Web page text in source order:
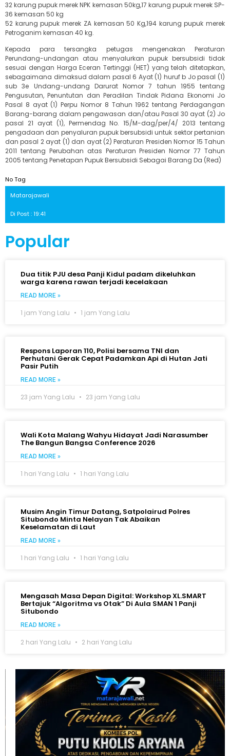
32 karung pupuk merek NPK kemasan 50kg,17 karung pupuk merek SP-
36 kemasan 50 kg
52 karung pupuk merek ZA kemasan 50 Kg,194 karung pupuk merek
Petroganim kemasan 40 kg.
Kepada para tersangka petugas mengenakan Peraturan
Perundang-undangan atau menyalurkan pupuk bersubsidi tidak
sesuai dengan Harga Eceran Tertinggi (HET) yang telah ditetapkan,
sebagaimana dimaksud dalam pasal 6 Ayat (1) huruf b Jo pasal (1)
sub 3e Undang-undang Darurat Nomor 7 tahun 1955 tentang
Pengusutan, Penuntutan dan Peradilan Tindak Pidana Ekonomi Jo
Pasal 8 ayat (1) Perpu Nomor 8 Tahun 1962 tentang Perdagangan
Barang-barang dalam pengawasan dan/atau Pasal 30 ayat (2) Jo
pasal 21 ayat (1), Permendag No. 15/M-dag/per/4/ 2013 tentang
pengadaan dan penyaluran pupuk bersubsidi untuk sektor pertanian
dan pasal 2 ayat (1) dan ayat (2) Peraturan Presiden Nomor 15 Tahun
2011 tentang Perubahan atas Peraturan Presiden Nomor 77 Tahun
2005 tentang Penetapan Pupuk Bersubsidi Sebagai Barang Da (Red)
No Tag
Matarajawali
Di Post : 19:41
Popular
Dua titik PJU desa Panji Kidul padam dikeluhkan
warga karena rawan terjadi kecelakaan
READ MORE »
1 jam Yang Lalu 1 jam Yang Lalu
Respons Laporan 110, Polisi bersama TNI dan
Perhutani Gerak Cepat Padamkan Api di Hutan Jati
Pasir Putih
READ MORE »
23 jam Yang Lalu 23 jam Yang Lalu
Wali Kota Malang Wahyu Hidayat Jadi Narasumber
The Bangun Bangsa Conference 2026
READ MORE »
1 hari Yang Lalu 1 hari Yang Lalu
Musim Angin Timur Datang, Satpolairud Polres
Situbondo Minta Nelayan Tak Abaikan
Keselamatan di Laut
READ MORE »
1 hari Yang Lalu 1 hari Yang Lalu
Mengasah Masa Depan Digital: Workshop XL.SMART
Bertajuk “Algoritma vs Otak” Di Aula SMAN 1 Panji
Situbondo
READ MORE »
2 hari Yang Lalu 2 hari Yang Lalu